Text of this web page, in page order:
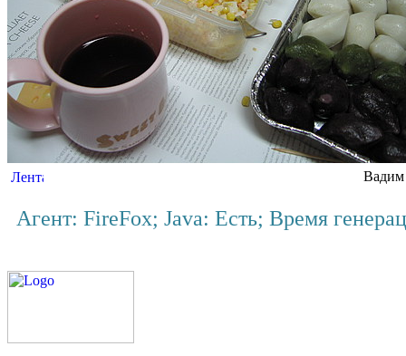
Вадим
Агент: FireFox; Java: Есть; Время